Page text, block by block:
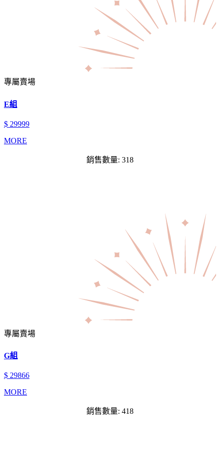
專屬賣場
E組
$ 29999
MORE
銷售數量: 318
專屬賣場
G組
$ 29866
MORE
銷售數量: 418